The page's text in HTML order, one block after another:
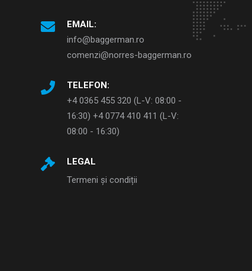
EMAIL:
info@baggerman.ro
comenzi@norres-baggerman.ro
TELEFON:
+4 0365 455 320 (L-V: 08:00 -
16:30) +4 0774 410 411 (L-V:
08:00 - 16:30)
LEGAL
Termeni și condiții